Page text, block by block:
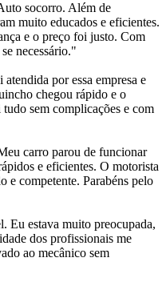
socorro. Além de
muito educados e eficientes.
e o preço foi justo. Com
necessário."
por essa empresa e
chegou rápido e o
sem complicações e com
carro parou de funcionar
e eficientes. O motorista
e competente. Parabéns pelo
Eu estava muito preocupada,
dos profissionais me
ao mecânico sem